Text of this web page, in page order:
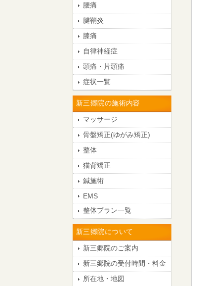
腰痛
腱鞘炎
膝痛
自律神経症
頭痛・片頭痛
症状一覧
新三郷院の施術内容
マッサージ
骨盤矯正(ゆがみ矯正)
整体
猫背矯正
鍼施術
EMS
整体プラン一覧
新三郷院について
新三郷院のご案内
新三郷院の受付時間・料金
所在地・地図